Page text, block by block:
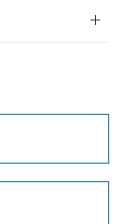
以下を必ずお読
承認
ンス
KR型式
（韓国